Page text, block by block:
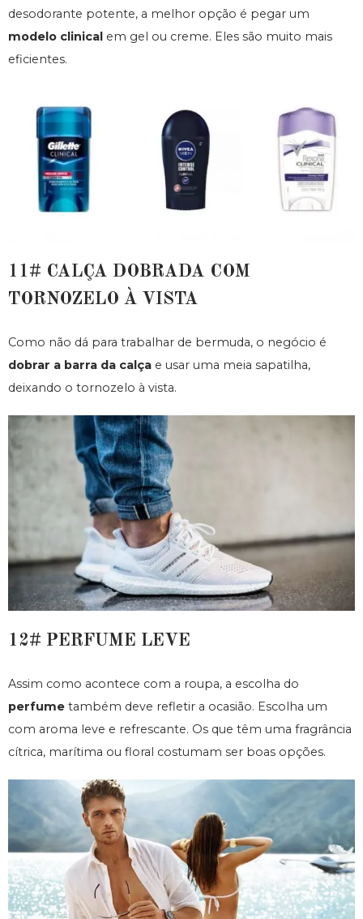
desodorante potente, a melhor opção é pegar um
modelo clinical em gel ou creme. Eles são muito mais
eficientes.
11# CALÇA DOBRADA COM
TORNOZELO À VISTA
Como não dá para trabalhar de bermuda, o negócio é
dobrar a barra da calça e usar uma meia sapatilha,
deixando o tornozelo à vista.
12# PERFUME LEVE
Assim como acontece com a roupa, a escolha do
perfume também deve refletir a ocasião. Escolha um
com aroma leve e refrescante. Os que têm uma fragrância
cítrica, marítima ou floral costumam ser boas opções.